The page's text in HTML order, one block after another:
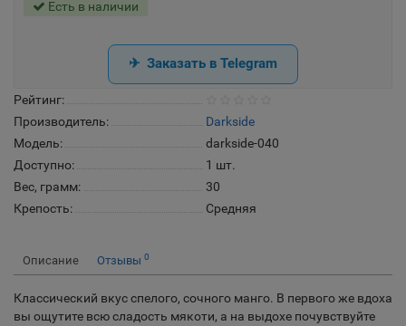
Рейтинг:
Производитель:
Darkside
Модель:
darkside-040
Доступно:
1 шт.
Вес, грамм:
30
Крепость:
Средняя
Есть в наличии
Заказать в Telegram
Описание Отзывы 0
Классический вкус спелого, сочного манго. В первого же вдоха
вы ощутите всю сладость мякоти, а на выдохе почувствуйте